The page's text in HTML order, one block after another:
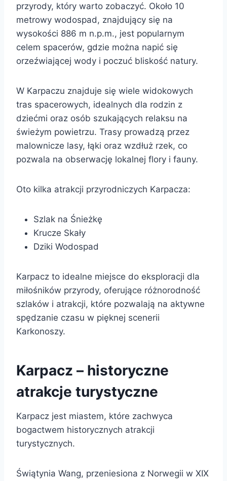
przyrody, który warto zobaczyć. Około 10
metrowy wodospad, znajdujący się na
wysokości 886 m n.p.m., jest popularnym
celem spacerów, gdzie można napić się
orzeźwiającej wody i poczuć bliskość natury.
W Karpaczu znajduje się wiele widokowych
tras spacerowych, idealnych dla rodzin z
dziećmi oraz osób szukających relaksu na
świeżym powietrzu. Trasy prowadzą przez
malownicze lasy, łąki oraz wzdłuż rzek, co
pozwala na obserwację lokalnej flory i fauny.
Oto kilka atrakcji przyrodniczych Karpacza:
Szlak na Śnieżkę
Krucze Skały
Dziki Wodospad
Karpacz to idealne miejsce do eksploracji dla
miłośników przyrody, oferujące różnorodność
szlaków i atrakcji, które pozwalają na aktywne
spędzanie czasu w pięknej scenerii
Karkonoszy.
Karpacz – historyczne
atrakcje turystyczne
Karpacz jest miastem, które zachwyca
bogactwem historycznych atrakcji
turystycznych.
Świątynia Wang, przeniesiona z Norwegii w XIX